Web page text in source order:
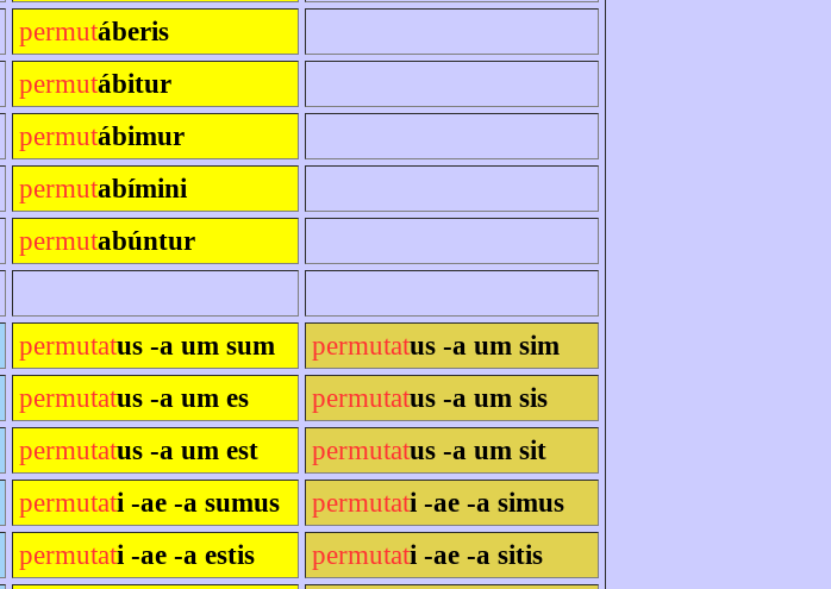
permutáberis
permutábitur
permutábimur
permutabímini
permutabúntur
permutatus -a um sum permutatus -a um sim
permutatus -a um es permutatus -a um sis
permutatus -a um est permutatus -a um sit
permutati -ae -a sumus permutati -ae -a simus
permutati -ae -a estis permutati -ae -a sitis